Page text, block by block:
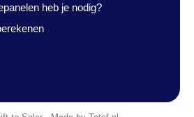
heb je nodig?